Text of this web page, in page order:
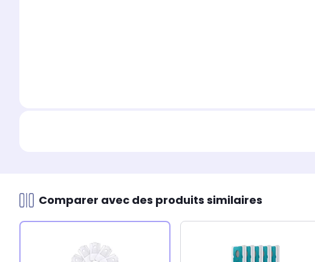
Comparer avec des produits similaires